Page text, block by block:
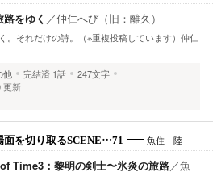
をゆく ／仲仁へび（旧：離久）
。それだけの詩。（※重複投稿しています）仲仁
他 完結済 1話
247文字
更新
面を切り取るSCENE…71 魚住 陸
Time3：黎明の剣士〜氷炎の旅路／魚